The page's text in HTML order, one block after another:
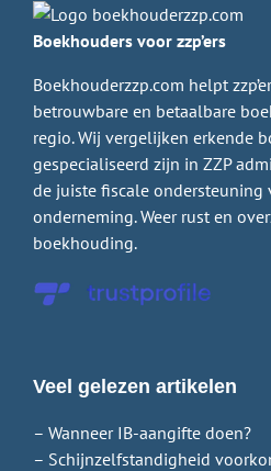
Boekhouders voor zzp’ers
Boekhouderzzp.com helpt
betrouwbare en betaalbare
regio. Wij vergelijken erkende
gespecialiseerd zijn in ZZP
de juiste fiscale
onderneming. Weer rust en
boekhouding.
Veel gelezen artikelen
– Wanneer IB-aangifte doen?
– Schijnzelfstandigheid